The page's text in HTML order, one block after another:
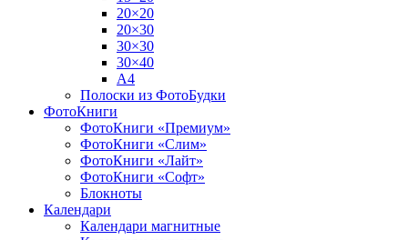
20×20
20×30
30×30
30×40
A4
Полоски из ФотоБудки
ФотоКниги
ФотоКниги «Премиум»
ФотоКниги «Слим»
ФотоКниги «Лайт»
ФотоКниги «Софт»
Блокноты
Календари
Календари магнитные